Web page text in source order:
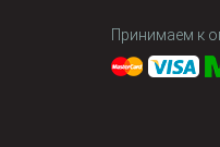
Принимаем к